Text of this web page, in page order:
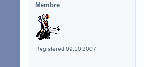
Membre
Registered 09.10.2007